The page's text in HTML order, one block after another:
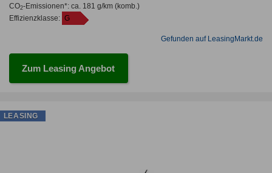
CO2-Emissionen*: ca. 181 g/km(komb.)
Effizienzklasse: G
Gefunden auf LeasingMarkt.de
Zum Leasing Angebot
LEASING